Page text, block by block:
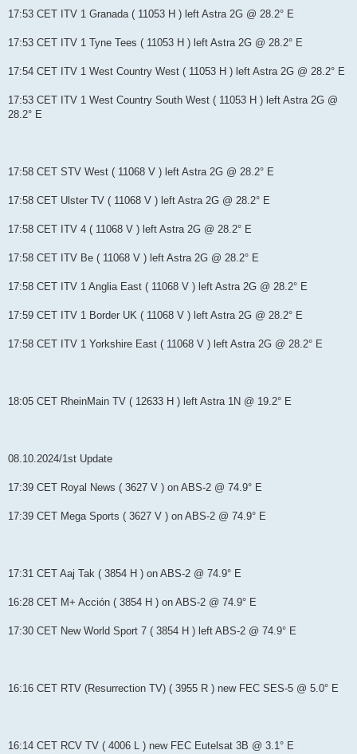
17:53 CET ITV 1 Granada ( 11053 H ) left Astra 2G @ 28.2° E
17:53 CET ITV 1 Tyne Tees ( 11053 H ) left Astra 2G @ 28.2° E
17:54 CET ITV 1 West Country West ( 11053 H ) left Astra 2G @ 28.2° E
17:53 CET ITV 1 West Country South West ( 11053 H ) left Astra 2G @
28.2° E
17:58 CET STV West ( 11068 V ) left Astra 2G @ 28.2° E
17:58 CET Ulster TV ( 11068 V ) left Astra 2G @ 28.2° E
17:58 CET ITV 4 ( 11068 V ) left Astra 2G @ 28.2° E
17:58 CET ITV Be ( 11068 V ) left Astra 2G @ 28.2° E
17:58 CET ITV 1 Anglia East ( 11068 V ) left Astra 2G @ 28.2° E
17:59 CET ITV 1 Border UK ( 11068 V ) left Astra 2G @ 28.2° E
17:58 CET ITV 1 Yorkshire East ( 11068 V ) left Astra 2G @ 28.2° E
18:05 CET RheinMain TV ( 12633 H ) left Astra 1N @ 19.2° E
08.10.2024/1st Update
17:39 CET Royal News ( 3627 V ) on ABS-2 @ 74.9° E
17:39 CET Mega Sports ( 3627 V ) on ABS-2 @ 74.9° E
17:31 CET Aaj Tak ( 3854 Н ) on ABS-2 @ 74.9° E
16:28 CET M+ Acción ( 3854 Н ) on ABS-2 @ 74.9° E
17:30 CET New World Sport 7 ( 3854 Н ) left ABS-2 @ 74.9° E
16:16 CET RTV (Resurrection TV) ( 3955 R ) new FEC SES-5 @ 5.0° E
16:14 CET RCV TV ( 4006 L ) new FEC Eutelsat 3B @ 3.1° E